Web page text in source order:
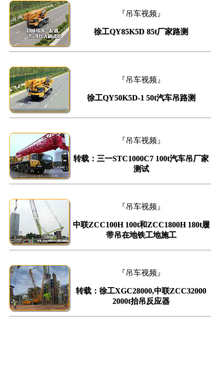
『吊车视频』
徐工QY85K5D 85t厂家路测
『吊车视频』
徐工QY50K5D-1 50t汽车吊路测
『吊车视频』
转载：三一STC1000C7 100t汽车吊厂家
测试
『吊车视频』
中联ZCC100H 100t和ZCC1800H 180t履
带吊在地铁工地施工
『吊车视频』
转载：徐工XGC28000,中联ZCC32000
2000t抬吊反应器